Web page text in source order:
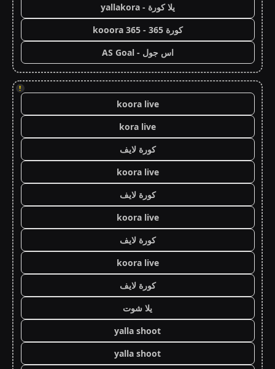
يلا كورة - yallakora
كورة 365 - kooora 365
اس جول - AS Goal
!
koora live
kora live
كورة لايف
koora live
كورة لايف
koora live
كورة لايف
koora live
كورة لايف
يلا شوت
yalla shoot
yalla shoot